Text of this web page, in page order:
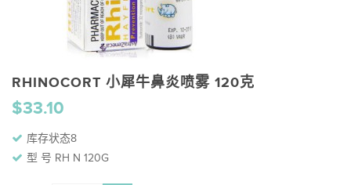
RHINOCORT 小犀牛鼻炎喷雾 120克
$33.10
库存状态8
型 号 RH N 120G